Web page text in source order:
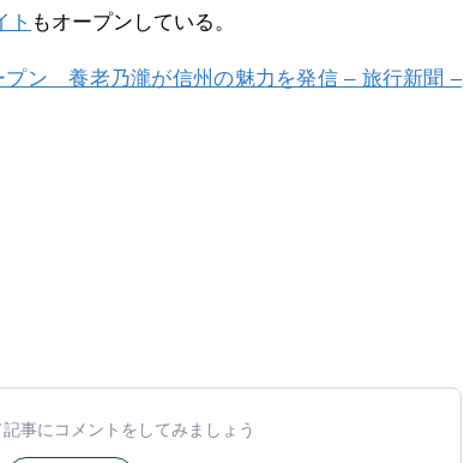
ト もオープンしている。
プン 養老乃瀧が信州の魅力を発信 – 旅行新聞 –
事にコメントをしてみましょう